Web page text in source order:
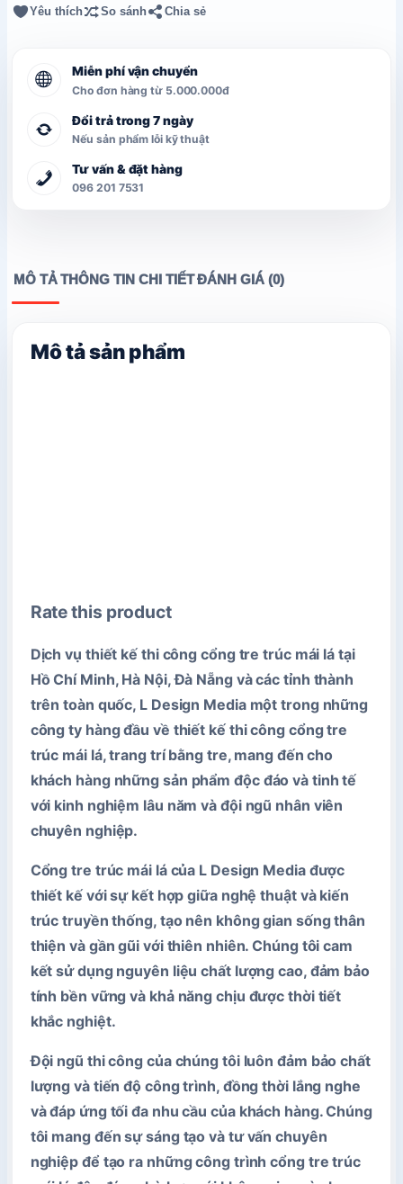
Yêu thích So sánh Chia sẻ
Miễn phí vận chuyển
Cho đơn hàng từ 5.000.000đ
Đổi trả trong 7 ngày
Nếu sản phẩm lỗi kỹ thuật
Tư vấn & đặt hàng
096 201 7531
MÔ TẢTHÔNG TIN CHI TIẾTĐÁNH GIÁ (0)
Mô tả sản phẩm
Rate this product
Dịch vụ thiết kế thi công cổng tre trúc mái lá tại
Hồ Chí Minh, Hà Nội, Đà Nẵng và các tỉnh thành
trên toàn quốc, L Design Media một trong những
công ty hàng đầu về thiết kế thi công cổng tre
trúc mái lá, trang trí bằng tre, mang đến cho
khách hàng những sản phẩm độc đáo và tinh tế
với kinh nghiệm lâu năm và đội ngũ nhân viên
chuyên nghiệp.
Cổng tre trúc mái lá của L Design Media được
thiết kế với sự kết hợp giữa nghệ thuật và kiến
trúc truyền thống, tạo nên không gian sống thân
thiện và gần gũi với thiên nhiên. Chúng tôi cam
kết sử dụng nguyên liệu chất lượng cao, đảm bảo
tính bền vững và khả năng chịu được thời tiết
khắc nghiệt.
Đội ngũ thi công của chúng tôi luôn đảm bảo chất
lượng và tiến độ công trình, đồng thời lắng nghe
và đáp ứng tối đa nhu cầu của khách hàng. Chúng
tôi mang đến sự sáng tạo và tư vấn chuyên
nghiệp để tạo ra những công trình cổng tre trúc